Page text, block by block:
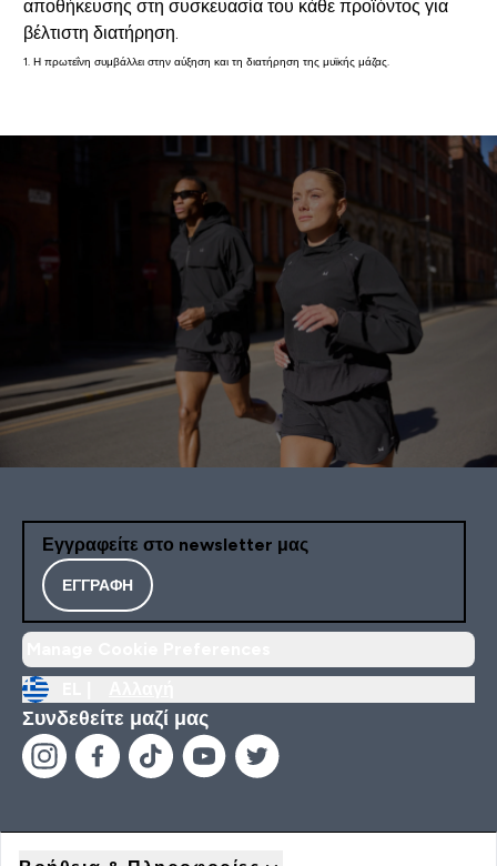
αποθήκευσης στη συσκευασία του κάθε προϊόντος για
βέλτιστη διατήρηση.
1. Η πρωτεΐνη συμβάλλει στην αύξηση και τη διατήρηση της μυϊκής μάζας.
Εγγραφείτε στο newsletter μας
ΕΓΓΡΑΦΉ
Συνδεθείτε μαζί μας